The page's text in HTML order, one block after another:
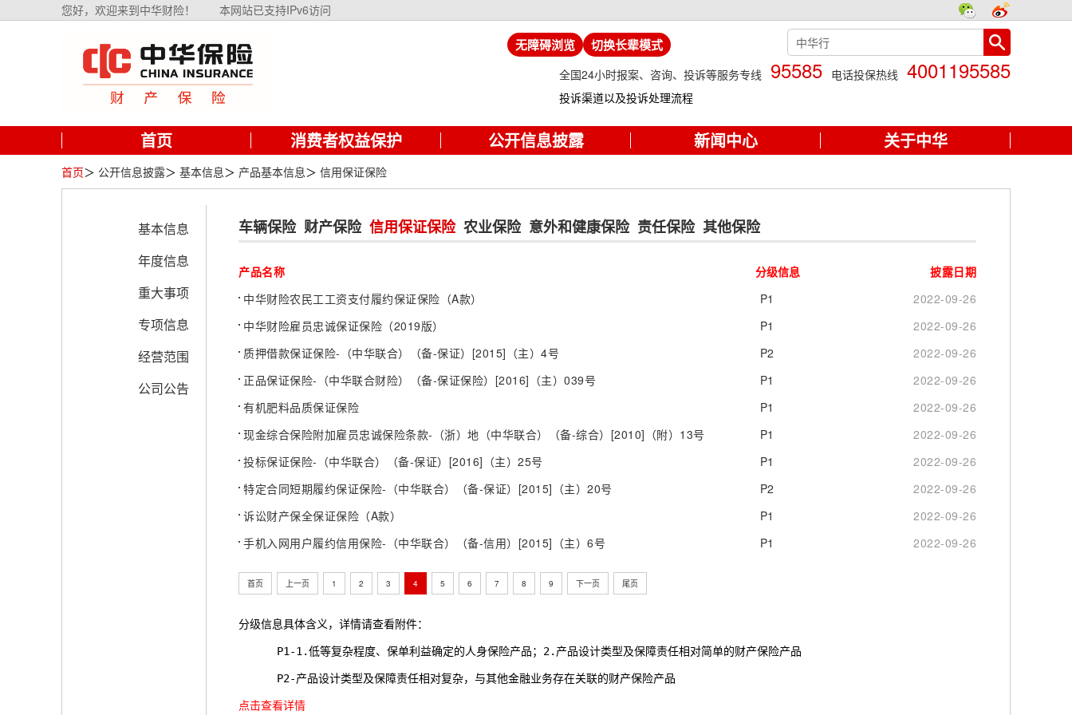
您好，欢迎来到中华财险！ 本网站已支持IPv6访问
无障碍浏览 切换长辈模式
全国24小时报案、咨询、投诉等服务专线 95585 电话投保热线 4001195585
投诉渠道以及投诉处理流程
首页 消费者权益保护 公开信息披露 新闻中心 关于中华
首页＞ 公开信息披露＞ 基本信息＞ 产品基本信息＞ 信用保证保险
基本信息
年度信息
重大事项
专项信息
经营范围
公司公告
车辆保险 财产保险 信用保证保险 农业保险 意外和健康保险 责任保险 其他保险
产品名称 分级信息
披露日期
中华财险农民工工资支付履约保证保险（A款）
P1
2022-09-26
中华财险雇员忠诚保证保险（2019版）
P1
2022-09-26
质押借款保证保险-（中华联合）（备-保证）[2015]（主）4号
P2
2022-09-26
正品保证保险-（中华联合财险）（备-保证保险）[2016]（主）039号
P1
2022-09-26
有机肥料品质保证保险
P1
2022-09-26
现金综合保险附加雇员忠诚保险条款-（浙）地（中华联合）（备-综合）[2010]（附）13号
P1
2022-09-26
投标保证保险-（中华联合）（备-保证）[2016]（主）25号
P1
2022-09-26
特定合同短期履约保证保险-（中华联合）（备-保证）[2015]（主）20号
P2
2022-09-26
诉讼财产保全保证保险（A款）
P1
2022-09-26
手机入网用户履约信用保险-（中华联合）（备-信用）[2015]（主）6号
P1 2022-09-26
首页 上一页 1 2 3 4 5 6 7 8 9 下一页 尾页
分级信息具体含义，详情请查看附件：
      P1-1.低等复杂程度、保单利益确定的人身保险产品；2.产品设计类型及保障责任相对简单的财产保险产品
      P2-产品设计类型及保障责任相对复杂，与其他金融业务存在关联的财产保险产品
点击查看详情